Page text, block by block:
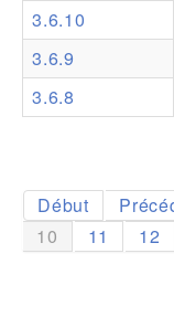
Support Pro
3.6.10
3.6.9
3.6.8
Début
10
11 12